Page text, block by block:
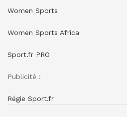
Women Sports
Women Sports Africa
Sport.fr PRO
Publicité :
Régie Sport.fr